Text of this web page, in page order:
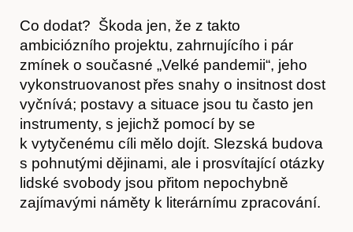
Předplatné
Co dodat? Škoda jen, že z takto
ambiciózního projektu, zahrnujícího i pár
zmínek o současné „Velké pandemii“, jeho
vykonstruovanost přes snahy o insitnost dost
vyčnívá; postavy a situace jsou tu často jen
instrumenty, s jejichž pomocí by se
k vytyčenému cíli mělo dojít. Slezská budova
s pohnutými dějinami, ale i prosvítající otázky
lidské svobody jsou přitom nepochybně
zajímavými náměty k literárnímu zpracování.